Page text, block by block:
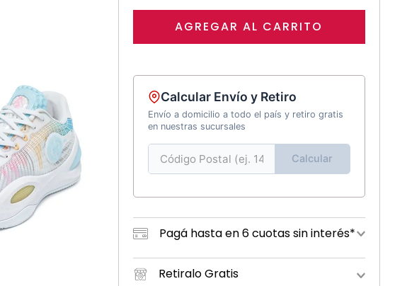
AGREGAR AL CARRITO
Calcular Envío y Retiro
Envío a domicilio a todo el país y retiro gratis
en nuestras sucursales
Calcular
Pagá hasta en 6 cuotas sin interés*
Retiralo Gratis